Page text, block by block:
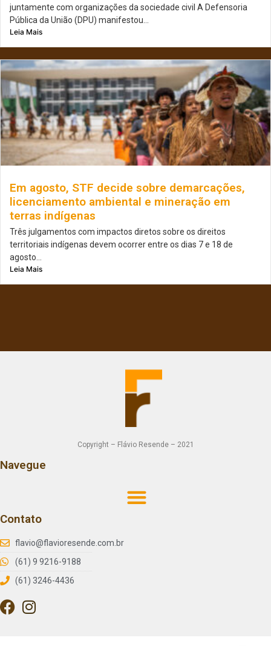
juntamente com organizações da sociedade civil A Defensoria
Pública da União (DPU) manifestou...
Leia Mais
Em agosto, STF decide sobre demarcações,
licenciamento ambiental e mineração em
terras indígenas
Três julgamentos com impactos diretos sobre os direitos
territoriais indígenas devem ocorrer entre os dias 7 e 18 de
agosto...
Leia Mais
Copyright – Flávio Resende – 2021
Navegue
Contato
flavio@flavioresende.com.br
(61) 9 9216-9188
(61) 3246-4436